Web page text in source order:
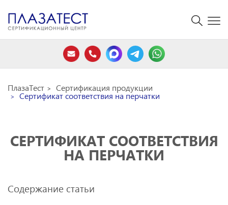
ПлазаТест Сертификация продукции
Сертификат соответствия на перчатки
СЕРТИФИКАТ СООТВЕТСТВИЯ
НА ПЕРЧАТКИ
Содержание статьи